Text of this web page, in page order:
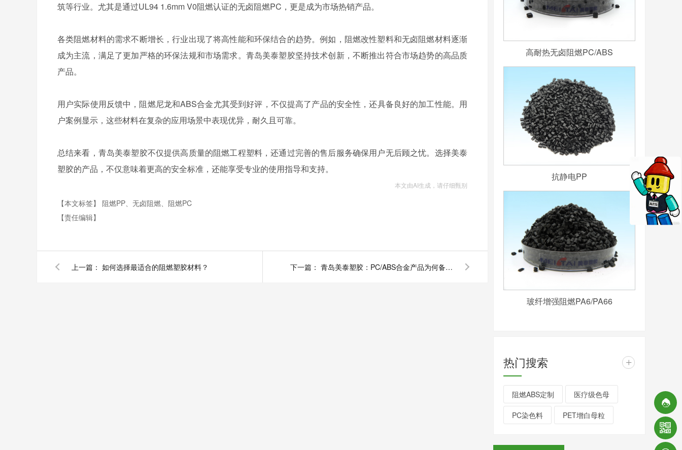
筑等行业。尤其是通过UL94 1.6mm V0阻燃认证的无卤阻燃PC，更是成为市场热销产品。
各类阻燃材料的需求不断增长，行业出现了将高性能和环保结合的趋势。例如，阻燃改性塑料和无卤阻燃材料逐渐
成为主流，满足了更加严格的环保法规和市场需求。青岛美泰塑胶坚持技术创新，不断推出符合市场趋势的高品质
产品。
用户实际使用反馈中，阻燃尼龙和ABS合金尤其受到好评，不仅提高了产品的安全性，还具备良好的加工性能。用
户案例显示，这些材料在复杂的应用场景中表现优异，耐久且可靠。
总结来看，青岛美泰塑胶不仅提供高质量的阻燃工程塑料，还通过完善的售后服务确保用户无后顾之忧。选择美泰
塑胶的产品，不仅意味着更高的安全标准，还能享受专业的使用指导和支持。
本文由AI生成，请仔细甄别
【本文标签】 阻燃PP、无卤阻燃、阻燃PC
【责任编辑】
上一篇： 如何选择最适合的阻燃塑胶材料？ 下一篇： 青岛美泰塑胶：PC/ABS合金产品为何备受青睐？
高耐热无卤阻燃PC/ABS
抗静电PP
玻纤增强阻燃PA6/PA66
热门搜索 +
阻燃ABS定制 医疗级色母
PC染色料 PET增白母粒